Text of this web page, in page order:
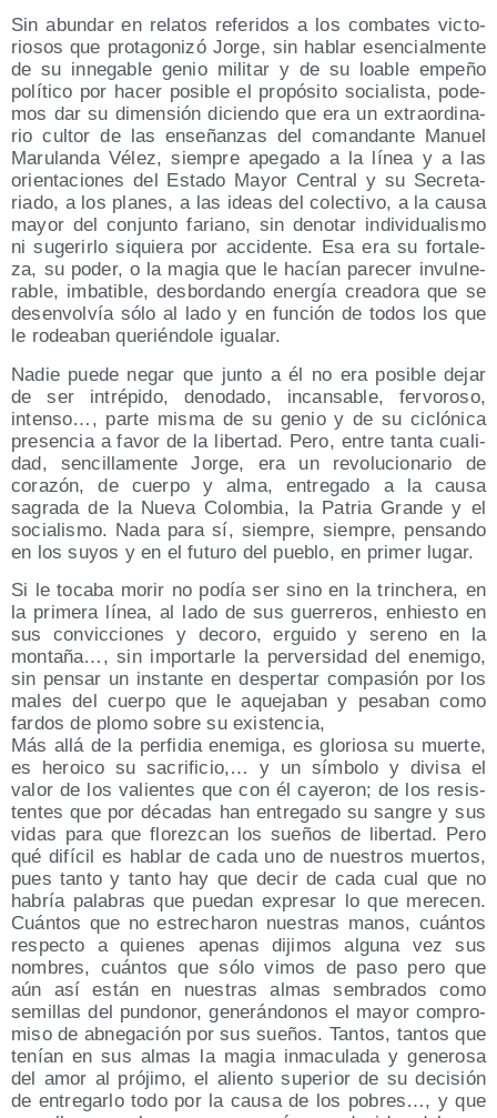
Sin abun­dar en rela­tos refe­ri­dos a los com­ba­tes vic­to­
rio­sos que pro­ta­go­ni­zó Jor­ge, sin hablar esen­cial­men­te
de su inne­ga­ble genio mili­tar y de su loa­ble empe­ño
polí­ti­co por hacer posi­ble el pro­pó­si­to socia­lis­ta, pode­
mos dar su dimen­sión dicien­do que era un extra­or­di­na­
rio cul­tor de las ense­ñan­zas del coman­dan­te Manuel
Maru­lan­da Vélez, siem­pre ape­ga­do a la línea y a las
orien­ta­cio­nes del Esta­do Mayor Cen­tral y su Secre­ta­
ria­do, a los pla­nes, a las ideas del colec­ti­vo, a la cau­sa
mayor del con­jun­to fariano, sin deno­tar indi­vi­dua­lis­mo
ni suge­rir­lo siquie­ra por acci­den­te. Esa era su for­ta­le­
za, su poder, o la magia que le hacían pare­cer invul­ne­
ra­ble, imba­ti­ble, des­bor­dan­do ener­gía crea­do­ra que se
des­en­vol­vía sólo al lado y en fun­ción de todos los que
le rodea­ban que­rién­do­le igualar.
Nadie pue­de negar que jun­to a él no era posi­ble dejar
de ser intré­pi­do, deno­da­do, incan­sa­ble, fer­vo­ro­so,
inten­so…, par­te mis­ma de su genio y de su cicló­ni­ca
pre­sen­cia a favor de la liber­tad. Pero, entre tan­ta cua­li­
dad, sen­ci­lla­men­te Jor­ge, era un revo­lu­cio­na­rio de
cora­zón, de cuer­po y alma, entre­ga­do a la cau­sa
sagra­da de la Nue­va Colom­bia, la Patria Gran­de y el
socia­lis­mo. Nada para sí, siem­pre, siem­pre, pen­san­do
en los suyos y en el futu­ro del pue­blo, en pri­mer lugar.
Si le toca­ba morir no podía ser sino en la trin­che­ra, en
la pri­me­ra línea, al lado de sus gue­rre­ros, enhies­to en
sus con­vic­cio­nes y deco­ro, ergui­do y sereno en la
mon­ta­ña…, sin impor­tar­le la per­ver­si­dad del enemi­go,
sin pen­sar un ins­tan­te en des­per­tar com­pa­sión por los
males del cuer­po que le aque­ja­ban y pesa­ban como
far­dos de plo­mo sobre su existencia,
Más allá de la per­fi­dia enemi­ga, es glo­rio­sa su muer­te,
es heroi­co su sacri­fi­cio,… y un sím­bo­lo y divi­sa el
valor de los valien­tes que con él caye­ron; de los resis­
ten­tes que por déca­das han entre­ga­do su san­gre y sus
vidas para que flo­rez­can los sue­ños de liber­tad. Pero
qué difí­cil es hablar de cada uno de nues­tros muer­tos,
pues tan­to y tan­to hay que decir de cada cual que no
habría pala­bras que pue­dan expre­sar lo que mere­cen.
Cuán­tos que no estre­cha­ron nues­tras manos, cuán­tos
res­pec­to a quie­nes ape­nas diji­mos algu­na vez sus
nom­bres, cuán­tos que sólo vimos de paso pero que
aún así están en nues­tras almas sem­bra­dos como
semi­llas del pun­do­nor, gene­rán­do­nos el mayor com­pro­
mi­so de abne­ga­ción por sus sue­ños. Tan­tos, tan­tos que
tenían en sus almas la magia inma­cu­la­da y gene­ro­sa
del amor al pró­ji­mo, el alien­to supe­rior de su deci­sión
de entre­gar­lo todo por la cau­sa de los pobres…, y que